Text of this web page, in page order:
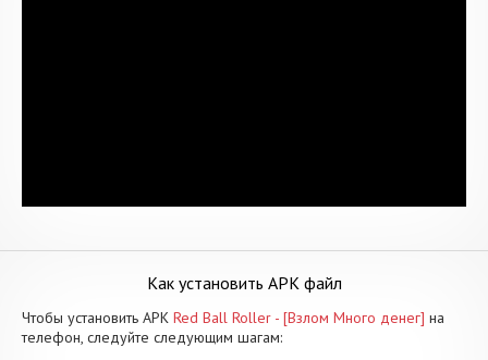
Как установить APK файл
Чтобы установить APK Red Ball Roller - [Взлом Много денег] на
телефон, следуйте следующим шагам: